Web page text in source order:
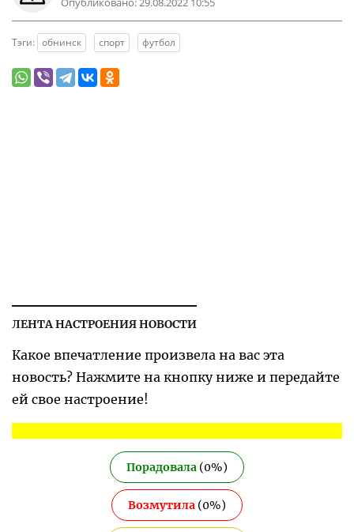
Тэги: обнинск спорт футбол
ЛЕНТА НАСТРОЕНИЯ НОВОСТИ
Какое впечатление произвела на вас эта
новость? Нажмите на кнопку ниже и передайте
ей свое настроение!
Порадовала (0%)
Возмутила (0%)